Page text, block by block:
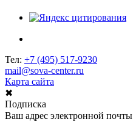
Тел: +7 (495) 517-9230
mail@sova-center.ru
Карта сайта
✖
Подписка
Ваш адрес электронной почты